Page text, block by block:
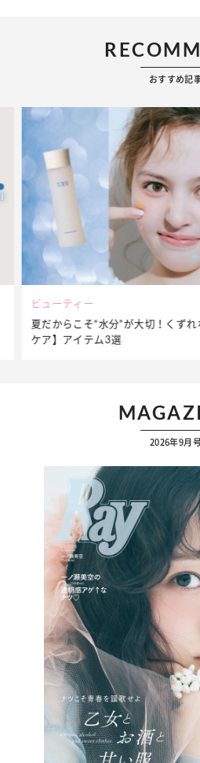
おすすめ記
ビューティー
夏だからこそ“水分”が大切！くず
ケア】アイテム3選
2026年9月